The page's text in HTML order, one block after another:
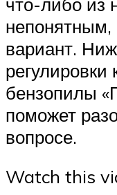
вариант.
бензопилы
поможет
вопросе.
Watch this